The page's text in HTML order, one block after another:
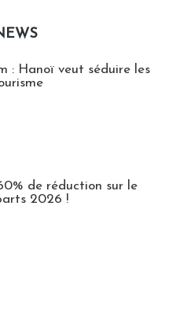
: Hanoï veut séduire les
de réduction sur le
2026 !